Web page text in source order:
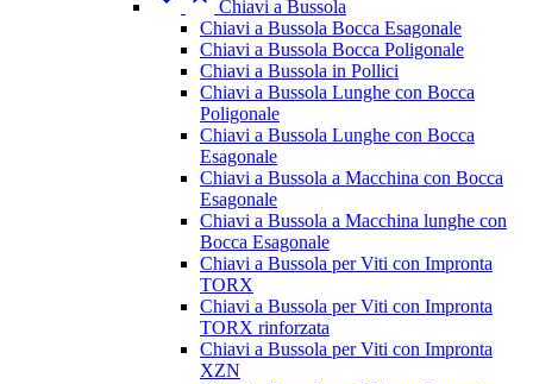
Chiavi a Bussola
Chiavi a Bussola Bocca Esagonale
Chiavi a Bussola Bocca Poligonale
Chiavi a Bussola in Pollici
Chiavi a Bussola Lunghe con Bocca
Poligonale
Chiavi a Bussola Lunghe con Bocca
Esagonale
Chiavi a Bussola a Macchina con Bocca
Esagonale
Chiavi a Bussola a Macchina lunghe con
Bocca Esagonale
Chiavi a Bussola per Viti con Impronta
TORX
Chiavi a Bussola per Viti con Impronta
TORX rinforzata
Chiavi a Bussola per Viti con Impronta
XZN